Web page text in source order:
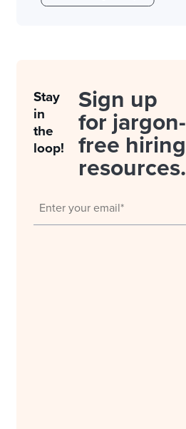
Stay
in
the
loop!
Sign up
for jargon-
free hiring
resources.